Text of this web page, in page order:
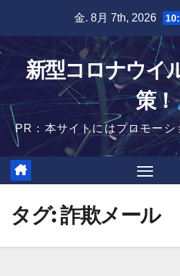
content
金. 8月 7th, 2026
新型コロナウイ
策！
PR：本サイトにはプロモーシ
タグ:詐欺メール